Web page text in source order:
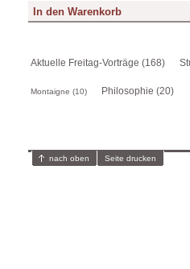
Aktuelle Freitag-Vorträge (168)
Montaigne (10) Philosophie (20)
nach oben Seite drucken